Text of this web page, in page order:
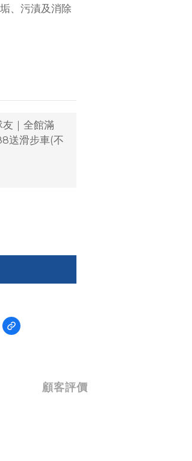
、污漬及消除
｜全館滿
送滑步車(不
顧客評價